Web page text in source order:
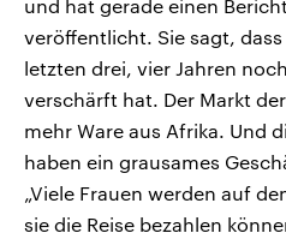
und hat gerade einen
veröffentlicht. Sie sagt,
letzten drei, vier Jahren
verschärft hat. Der Markt
mehr Ware aus Afrika. Und
haben ein grausames
„Viele Frauen werden auf
sie die Reise bezahlen